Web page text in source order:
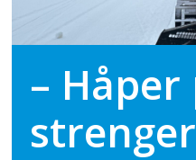
– Håper